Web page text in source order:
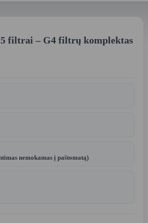
filtrai – G4 filtrų komplektas
nemokamas į paštomatą)